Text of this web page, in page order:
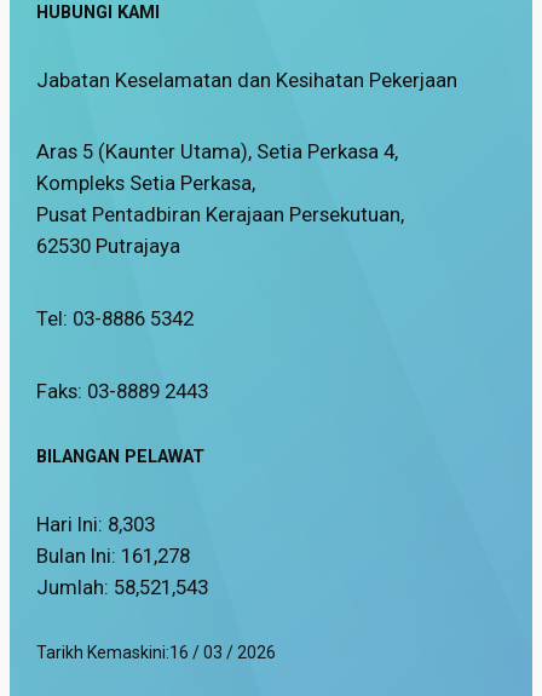
HUBUNGI KAMI
Jabatan Keselamatan dan Kesihatan Pekerjaan
Aras 5 (Kaunter Utama), Setia Perkasa 4,
Kompleks Setia Perkasa,
Pusat Pentadbiran Kerajaan Persekutuan,
62530 Putrajaya
Tel: 03-8886 5342
Faks: 03-8889 2443
BILANGAN PELAWAT
Hari Ini: 8,303
Bulan Ini: 161,278
Jumlah: 58,521,543
Tarikh Kemaskini:16 / 03 / 2026